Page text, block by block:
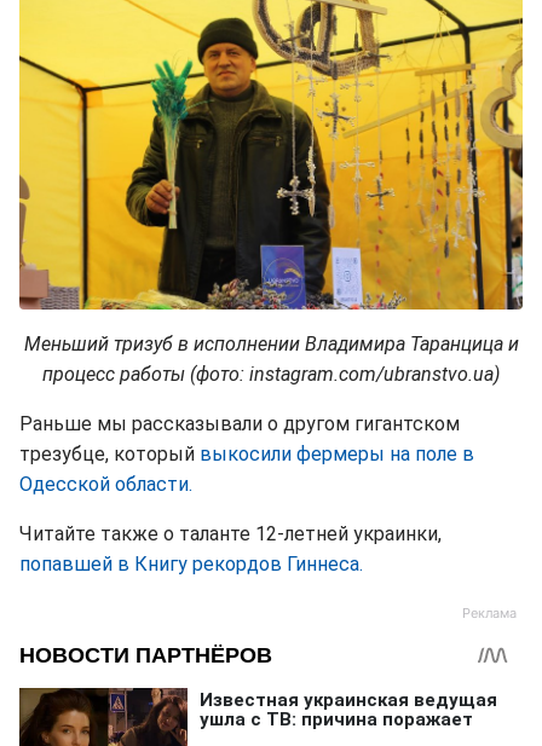
Меньший тризуб в исполнении Владимира Таранцица и
процесс работы (фото: instagram.com/ubranstvo.ua)
Раньше мы рассказывали о другом гигантском
трезубце, который выкосили фермеры на поле в
Одесской области.
Читайте также о таланте 12-летней украинки,
попавшей в Книгу рекордов Гиннеса.